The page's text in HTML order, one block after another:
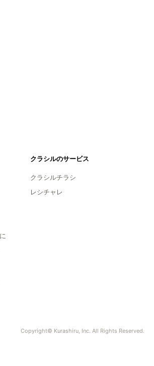
クラシルのサービス
クラシルチラシ
レシチャレ
Copyright© Kurashiru, Inc. All Rights Reserved.